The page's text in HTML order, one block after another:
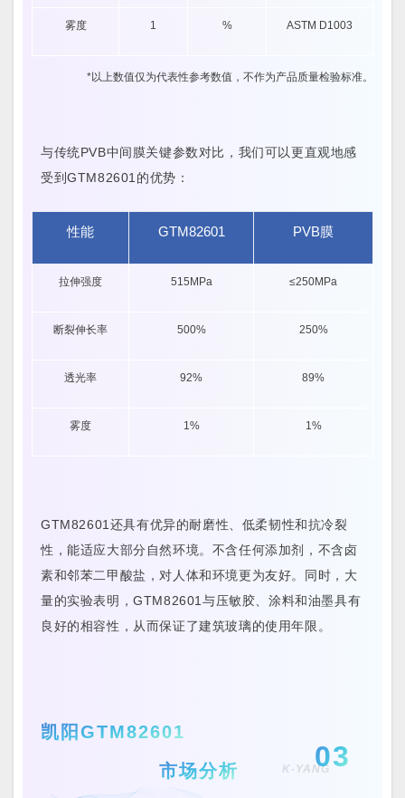
雾度 1 % ASTM D1003
*以上数值仅为代表性参考数值，不作为产品质量检验标准。
与传统PVB中间膜关键参数对比，我们可以更直观地感
受到GTM82601的优势：
性能 GTM82601 PVB膜
拉伸强度 515MPa ≤250MPa
断裂伸长率 500% 250%
透光率 92% 89%
雾度 1% 1%
GTM82601还具有优异的耐磨性、低柔韧性和抗冷裂
性，能适应大部分自然环境。不含任何添加剂，不含卤
素和邻苯二甲酸盐，对人体和环境更为友好。同时，大
量的实验表明，GTM82601与压敏胶、涂料和油墨具有
良好的相容性，从而保证了建筑玻璃的使用年限。
凯阳GTM82601
市场分析
K-YANG03